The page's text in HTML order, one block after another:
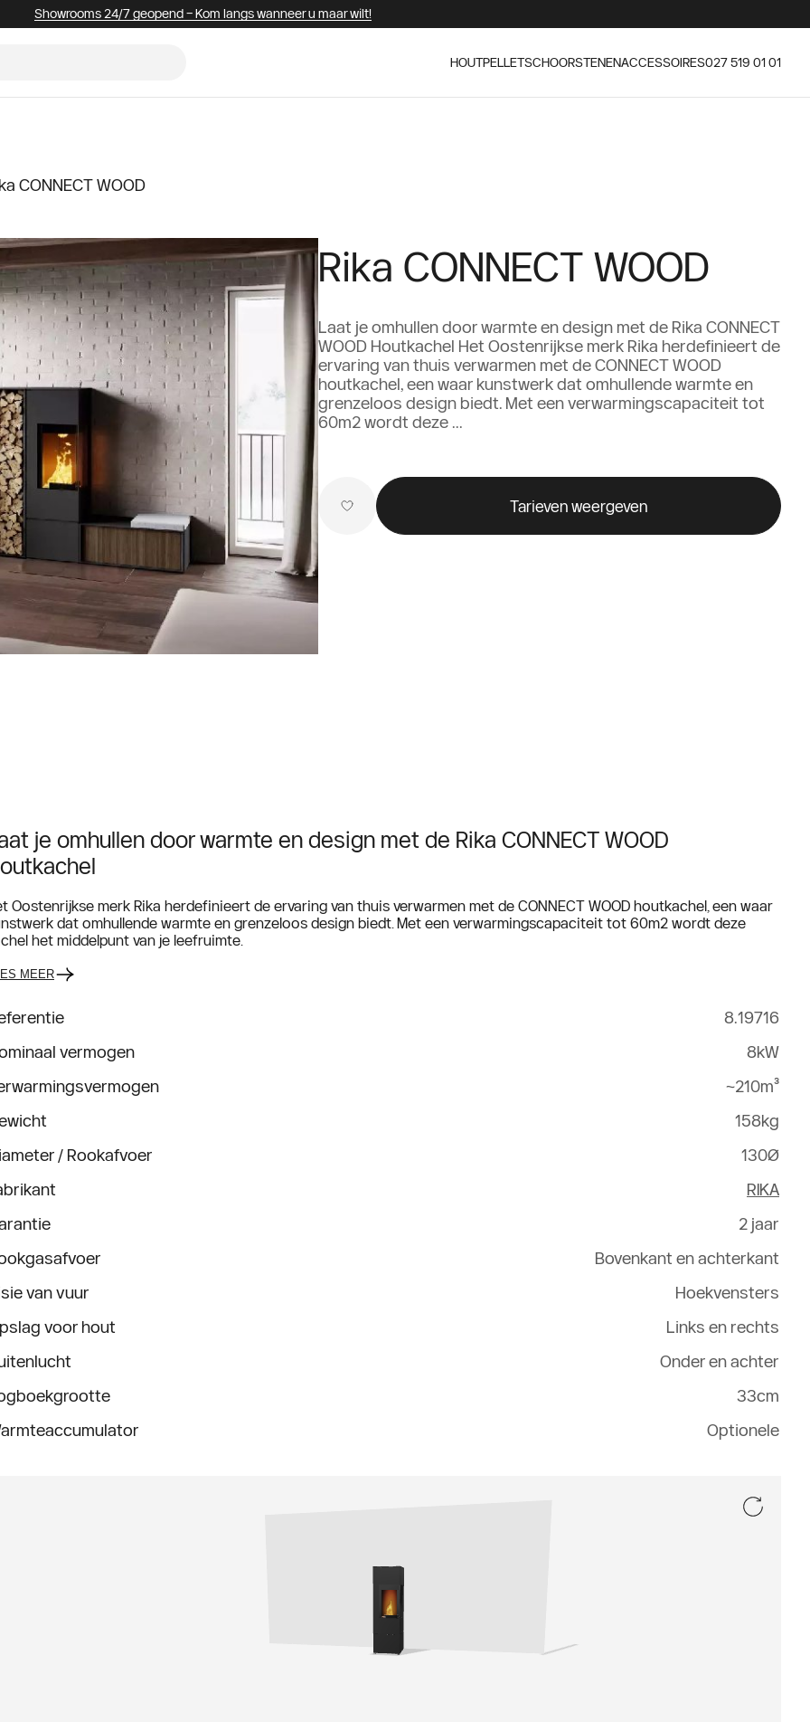
Showrooms 24/7 geopend – Kom langs wanneer u maar wilt!
HOUTPELLETSCHOORSTENENACCESSOIRES027 519 01 01
CONNECT WOOD
Rika CONNECT WOOD
Laat je omhullen door warmte en design met de Rika CONNECT
WOOD Houtkachel Het Oostenrijkse merk Rika herdefinieert de
ervaring van thuis verwarmen met de CONNECT WOOD
houtkachel, een waar kunstwerk dat omhullende warmte en
grenzeloos design biedt. Met een verwarmingscapaciteit tot
60m2 wordt deze ...
Tarieven weergeven
je omhullen door warmte en design met de Rika CONNECT WOOD
Oostenrijkse merk Rika herdefinieert de ervaring van thuis verwarmen met de CONNECT WOOD houtkachel, een waar
dat omhullende warmte en grenzeloos design biedt. Met een verwarmingscapaciteit tot 60m2 wordt deze
het middelpunt van je leefruimte.
MEER
8.19716
vermogen
8kW
~210m³
158kg
/ Rookafvoer
130Ø
RIKA
2 jaar
Bovenkant en achterkant
van vuur
Hoekvensters
voor hout
Links en rechts
Onder en achter
33cm
Optionele